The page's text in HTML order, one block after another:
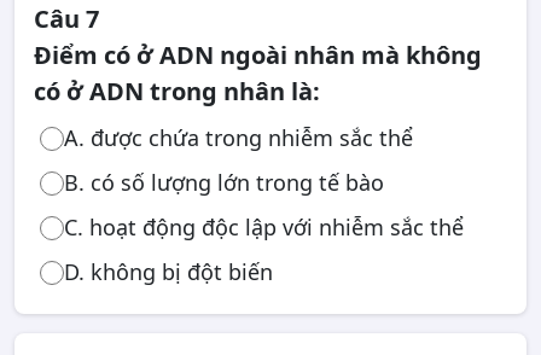
Câu 7
Điểm có ở ADN ngoài nhân mà không
có ở ADN trong nhân là:
A. được chứa trong nhiễm sắc thể
B. có số lượng lớn trong tế bào
C. hoạt động độc lập với nhiễm sắc thể
D. không bị đột biến